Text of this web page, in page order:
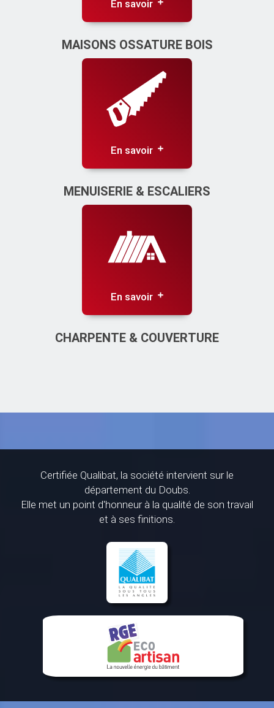
En savoir
MAISONS OSSATURE BOIS
En savoir
MENUISERIE & ESCALIERS
En savoir
CHARPENTE & COUVERTURE
Certifiée Qualibat, la société intervient sur le
département du Doubs.
Elle met un point d'honneur à la qualité de son travail
et à ses finitions.